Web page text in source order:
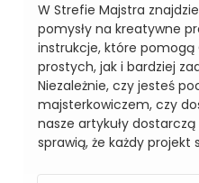
W Strefie Majstra
pomysły na kreatywne
instrukcje, które pomogą
prostych, jak i bardziej
Niezależnie, czy jesteś
majsterkowiczem, czy
nasze artykuły
sprawią, że każdy projekt